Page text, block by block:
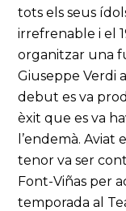
tots els seus
irrefrenable i el
organitzar una
Giuseppe Verdi
debut es va
èxit que es va
l’endemà. Aviat
tenor va ser
Font-Viñas per
temporada al